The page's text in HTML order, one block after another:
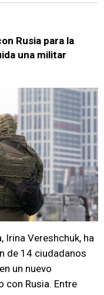
Rusia para la
una militar
Irina Vereshchuk, ha
de 14 ciudadanos
un nuevo
con Rusia. Entre